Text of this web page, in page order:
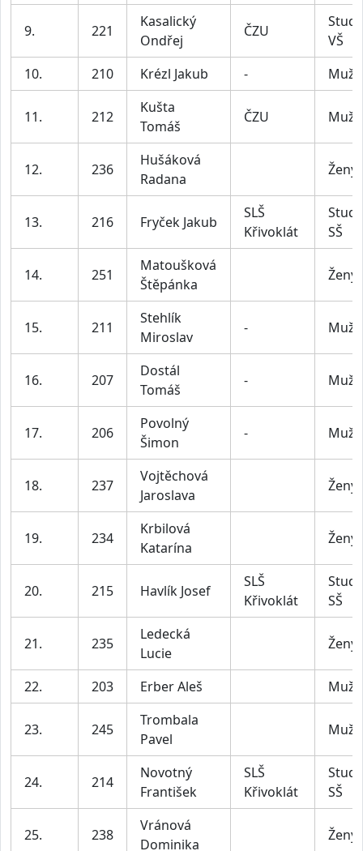
9. 221
Kasalický
Ondřej
ČZU
VŠ
10.
210 Krézl Jakub - Muži
11. 212
Kušta
Tomáš
ČZU Muži
12. 236
Hušáková
Radana
Ženy
13. 216 Fryček Jakub
SLŠ
Křivoklát
SŠ
14. 251
Matoušková
Štěpánka
Ženy
15. 211
Stehlík
Miroslav
- Muži
16. 207
Dostál
Tomáš
- Muži
17. 206
Povolný
Šimon
- Muži
18. 237
Vojtěchová
Jaroslava
Ženy
19. 234
Krbilová
Katarína
Ženy
20. 215 Havlík Josef
SLŠ
Křivoklát
SŠ
21. 235
Ledecká
Lucie
Ženy
22. 203 Erber Aleš Muži
23. 245
Trombala
Pavel
Muži
24. 214
Novotný
František
SLŠ
Křivoklát
SŠ
25. 238
Vránová
Dominika
Ženy